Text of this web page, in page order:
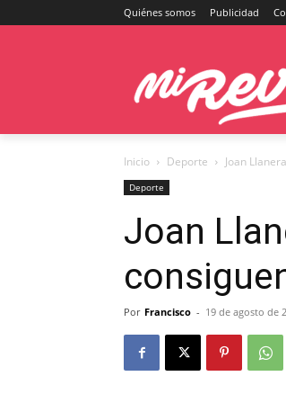
Quiénes somos Publicidad
Inicio Deporte Joan
Deporte
Joan
Por Francisco - 19 de agosto de